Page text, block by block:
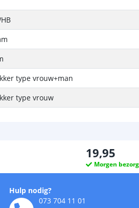
type vrouw+man
type vrouw
19,95
Morgen
Hulp nodig?
073 704 11 01